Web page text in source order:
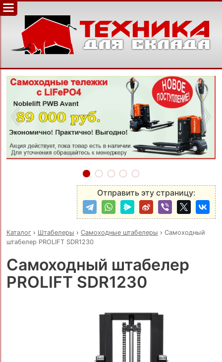
‹ ›
Отправить эту страницу:
Каталог› Штабелеры › Самоходные штабелеры › Самоходный
штабелер PROLIFT SDR1230
Самоходный штабелер
PROLIFT SDR1230